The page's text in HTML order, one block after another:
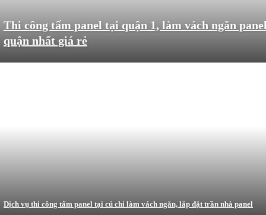
Thi công tấm panel tại quận 1, làm vách ngăn
quận nhất giá rẻ
Dịch vụ thi công tấm panel tại củ chi làm vách ngăn, lắp đặt trần nhà panel